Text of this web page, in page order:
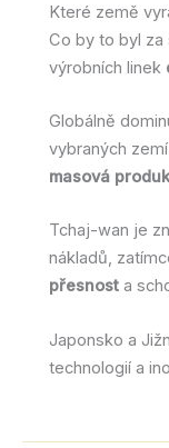
Které země
Co by to byl
výrobních linek
Globálně
vybraných
masová
Tchaj-wan je
nákladů,
přesnost a
Japonsko a
technologií a